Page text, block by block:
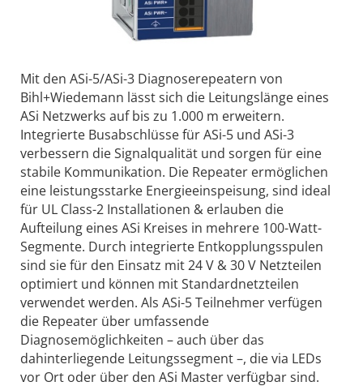
Mit den ASi-5/ASi-3 Diagnoserepeatern von
Bihl+Wiedemann lässt sich die Leitungslänge eines
ASi Netzwerks auf bis zu 1.000 m erweitern.
Integrierte Busabschlüsse für ASi-5 und ASi-3
verbessern die Signalqualität und sorgen für eine
stabile Kommunikation. Die Repeater ermöglichen
eine leistungsstarke Energieeinspeisung, sind ideal
für UL Class-2 Installationen & erlauben die
Aufteilung eines ASi Kreises in mehrere 100-Watt-
Segmente. Durch integrierte Entkopplungsspulen
sind sie für den Einsatz mit 24 V & 30 V Netzteilen
optimiert und können mit Standardnetzteilen
verwendet werden. Als ASi-5 Teilnehmer verfügen
die Repeater über umfassende
Diagnosemöglichkeiten – auch über das
dahinterliegende Leitungssegment –, die via LEDs
vor Ort oder über den ASi Master verfügbar sind.